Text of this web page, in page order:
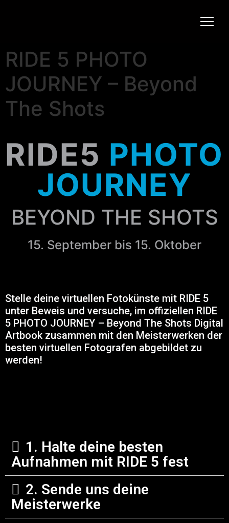
RIDE 5 PHOTO
JOURNEY – Beyond
The Shots
RIDE5 PHOTO
JOURNEY
BEYOND THE SHOTS
15. September bis 15. Oktober
Stelle deine virtuellen Fotokünste mit RIDE 5
unter Beweis und versuche, im offiziellen RIDE
5 PHOTO JOURNEY – Beyond The Shots Digital
Artbook zusammen mit den Meisterwerken der
besten virtuellen Fotografen abgebildet zu
werden!
1. Halte deine besten
Aufnahmen mit RIDE 5 fest
2. Sende uns deine
Meisterwerke